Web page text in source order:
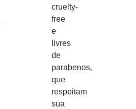
cruelty-
free
e
livres
de
parabenos,
que
respeitam
sua